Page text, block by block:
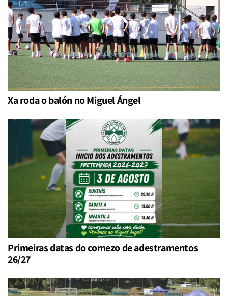
Xa roda o balón no Miguel Ángel
Primeiras datas do comezo de adestramentos
26/27